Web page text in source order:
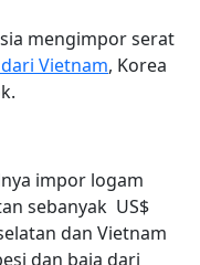
mengimpor serat
Vietnam, Korea
impor logam
sebanyak US$
dan Vietnam
dan baja dari